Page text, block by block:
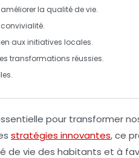
améliorer la qualité de vie.
convivialité.
auxinitiatives locales.
transformations réussies.
.
pour transformer
stratégies innovantes, ce
de vie des habitants et à